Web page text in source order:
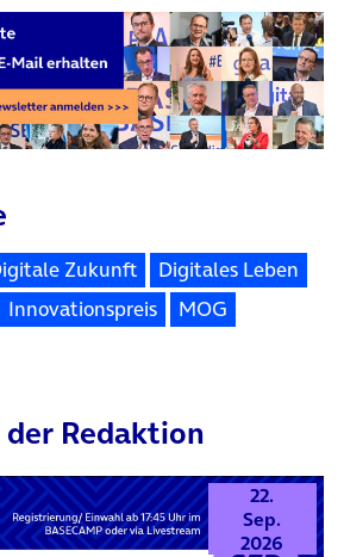
Zukunft
Digitales Leben
Innovationspreis
MOG
Redaktion
22.
Sep.
2026